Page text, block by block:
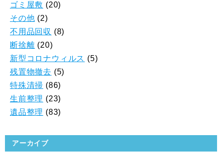
ゴミ屋敷 (20)
その他 (2)
不用品回収 (8)
断捨離 (20)
新型コロナウィルス (5)
残置物撤去 (5)
特殊清掃 (86)
生前整理 (23)
遺品整理 (83)
アーカイブ